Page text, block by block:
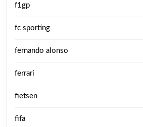
f1gp
fc sporting
fernando alonso
ferrari
fietsen
fifa